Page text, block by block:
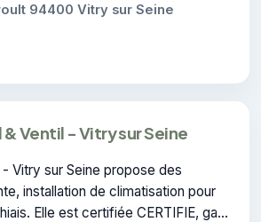
94400 Vitry sur Seine
& Ventil - Vitry sur Seine
Vitry sur Seine propose des
installation de climatisation pour
Elle est certifiée CERTIFIE, gage